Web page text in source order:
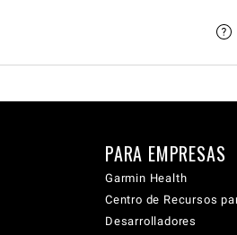
PARA EMPRESAS
Garmin Health
Centro de Recursos
Desarrolladores